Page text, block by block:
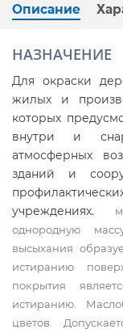
Описание
НАЗНАЧЕНИЕ
Для окраски
жилых и
которых
внутри и
атмосферных
зданий и
учреждениях.
однородную
высыхания
истиранию
покрытия
истиранию.
цветов.